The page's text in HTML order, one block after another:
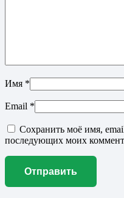
Имя *
Email *
Сохранить моё имя, email
последующих моих